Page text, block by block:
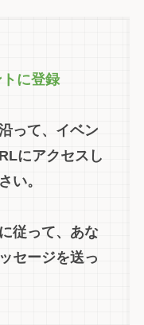
に登録
って、イベン
にアクセスし
い。
従って、あな
セージを送っ